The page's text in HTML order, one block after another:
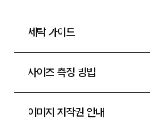
세탁 가이드
사이즈 측정 방법
이미지 저작권 안내